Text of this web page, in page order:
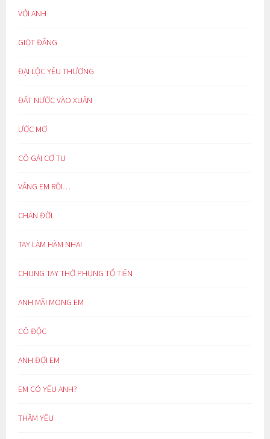
VỚI ANH
GIỌT ĐẮNG
ĐẠI LỘC YÊU THƯƠNG
ĐẤT NƯỚC VÀO XUÂN
ƯỚC MƠ
CÔ GÁI CƠ TU
VẮNG EM RỒI…
CHÁN ĐỜI
TAY LÀM HÀM NHAI
CHUNG TAY THỜ PHỤNG TỔ TIÊN
ANH MÃI MONG EM
CÔ ĐỘC
ANH ĐỢI EM
EM CÓ YÊU ANH?
THẦM YÊU